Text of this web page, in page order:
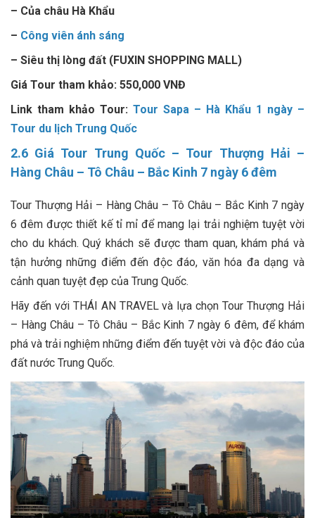
– Của châu Hà Khẩu
– Công viên ánh sáng
– Siêu thị lòng đất (FUXIN SHOPPING MALL)
Giá Tour tham khảo: 550,000 VNĐ
Link tham khảo Tour: Tour Sapa – Hà Khẩu 1 ngày –
Tour du lịch Trung Quốc
2.6 Giá Tour Trung Quốc – Tour Thượng Hải –
Hàng Châu – Tô Châu – Bắc Kinh 7 ngày 6 đêm
Tour Thượng Hải – Hàng Châu – Tô Châu – Bắc Kinh 7 ngày
6 đêm được thiết kế tỉ mỉ để mang lại trải nghiệm tuyệt vời
cho du khách. Quý khách sẽ được tham quan, khám phá và
tận hưởng những điểm đến độc đáo, văn hóa đa dạng và
cảnh quan tuyệt đẹp của Trung Quốc.
Hãy đến với THÁI AN TRAVEL và lựa chọn Tour Thượng Hải
– Hàng Châu – Tô Châu – Bắc Kinh 7 ngày 6 đêm, để khám
phá và trải nghiệm những điểm đến tuyệt vời và độc đáo của
đất nước Trung Quốc.